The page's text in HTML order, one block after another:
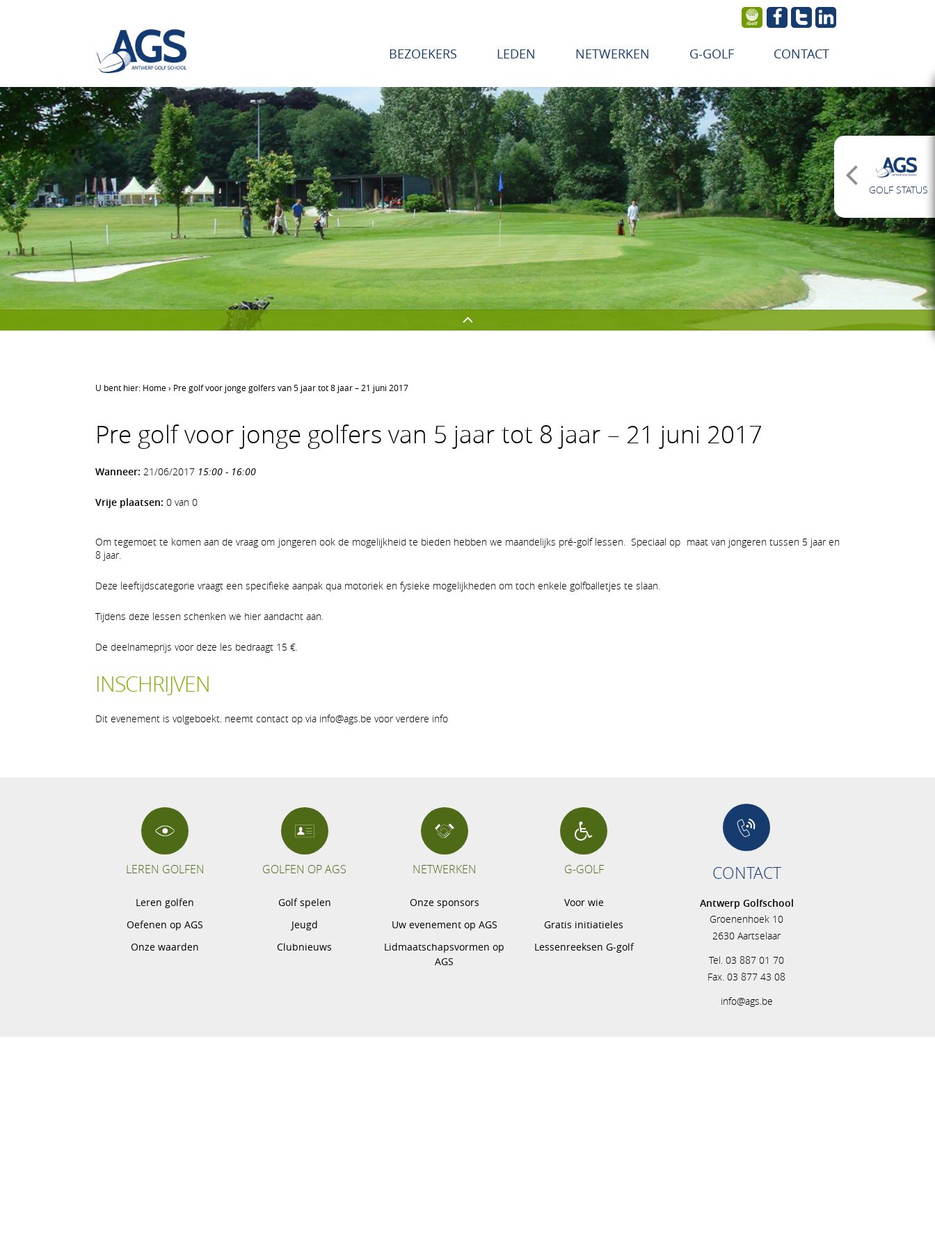
BEZOEKERS LEDEN NETWERKEN G-GOLF CONTACT
Leren golfen
Onze waarden
Golf spelen
Onze sponsors
Voor wie
GOLF STATUS
U bent hier: Home› Pre golf voor jonge golfers van 5 jaar tot 8 jaar – 21 juni 2017
Pre golf voor jonge golfers van 5 jaar tot 8 jaar – 21 juni 2017
Wanneer: 21/06/2017 15:00 - 16:00
Vrije plaatsen: 0 van 0
Om tegemoet te komen aan de vraag om jongeren ook de mogelijkheid te bieden hebben we maandelijks pré-golf lessen. Speciaal op maat van jongeren tussen 5 jaar en
8 jaar.
Deze leeftijdscategorie vraagt een specifieke aanpak qua motoriek en fysieke mogelijkheden om toch enkele golfballetjes te slaan.
Tijdens deze lessen schenken we hier aandacht aan.
De deelnameprijs voor deze les bedraagt 15 €.
INSCHRIJVEN
Dit evenement is volgeboekt. neemt contact op via info@ags.be voor verdere info
LEREN GOLFEN
Leren golfen
Oefenen op AGS
Onze waarden
GOLFEN OP AGS
Golf spelen
Jeugd
Clubnieuws
NETWERKEN
Onze sponsors
Uw evenement op AGS
Lidmaatschapsvormen op
AGS
G-GOLF
Voor wie
Gratis initiatieles
Lessenreeksen G-golf
CONTACT
Antwerp Golfschool
Groenenhoek 10
2630 Aartselaar
Tel. 03 887 01 70
Fax. 03 877 43 08
info@ags.be